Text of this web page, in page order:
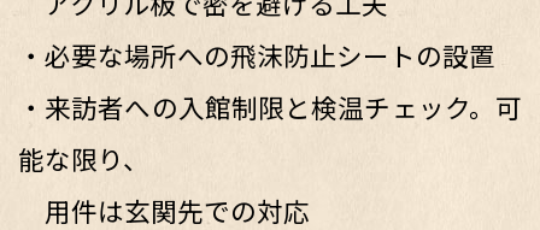
・必要な場所への飛沫防止シートの設置
・来訪者への入館制限と検温チェック。可
能な限り、
用件は玄関先での対応